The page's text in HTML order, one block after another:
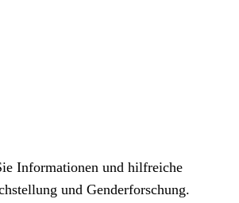
Informationen und hilfreiche
und Genderforschung.